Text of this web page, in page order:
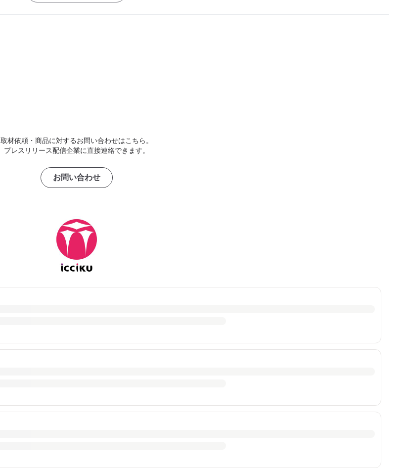
取材依頼・商品に対するお問い合わせはこちら。
プレスリリース配信企業に直接連絡できます。
お問い合わせ